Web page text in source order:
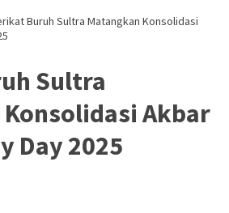
Buruh Sultra Matangkan Konsolidasi
Sultra
Akbar
Day 2025